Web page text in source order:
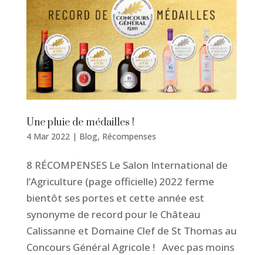
Une pluie de médailles !
4 Mar 2022| Blog, Récompenses
8 RÉCOMPENSES Le Salon International de
l’Agriculture (page officielle) 2022 ferme
bientôt ses portes et cette année est
synonyme de record pour le Château
Calissanne et Domaine Clef de St Thomas au
Concours Général Agricole ! Avec pas moins